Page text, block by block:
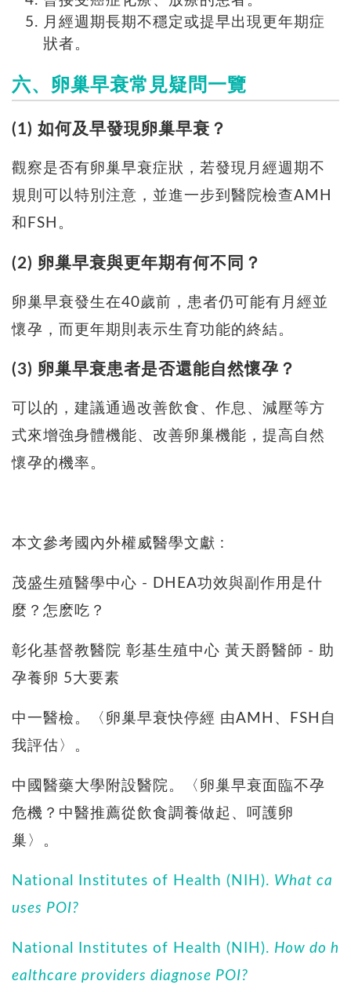
月經週期長期不穩定或提早出現更年期症
狀者。
六、卵巢早衰常見疑問一覽
(1) 如何及早發現卵巢早衰？
觀察是否有卵巢早衰症狀，若發現月經週期不
規則可以特別注意，並進一步到醫院檢查AMH
和FSH。
(2) 卵巢早衰與更年期有何不同？
卵巢早衰發生在40歲前，患者仍可能有月經並
懷孕，而更年期則表示生育功能的終結。
(3) 卵巢早衰患者是否還能自然懷孕？
可以的，建議通過改善飲食、作息、減壓等方
式來增強身體機能、改善卵巢機能，提高自然
懷孕的機率。
本文參考國內外權威醫學文獻 :
茂盛生殖醫學中心 - DHEA功效與副作用是什
麼？怎麽吃？
彰化基督教醫院 彰基生殖中心 黃天爵醫師 - 助
孕養卵 5大要素
中一醫檢。〈卵巢早衰快停經 由AMH、FSH自
我評估〉。
中國醫藥大學附設醫院。〈卵巢早衰面臨不孕
危機？中醫推薦從飲食調養做起、呵護卵
巢〉。
National Institutes of Health (NIH). What ca
uses POI?
National Institutes of Health (NIH). How do h
ealthcare providers diagnose POI?